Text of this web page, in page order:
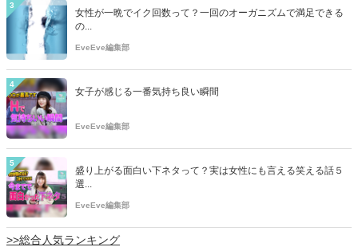
3
女性が一晩でイク回数って？一回のオーガニズムで満足できる
の...
EveEve編集部
4
女子が感じる一番気持ち良い瞬間
EveEve編集部
5
盛り上がる面白い下ネタって？実は女性にも言える笑える話５
選...
EveEve編集部
>>総合人気ランキング